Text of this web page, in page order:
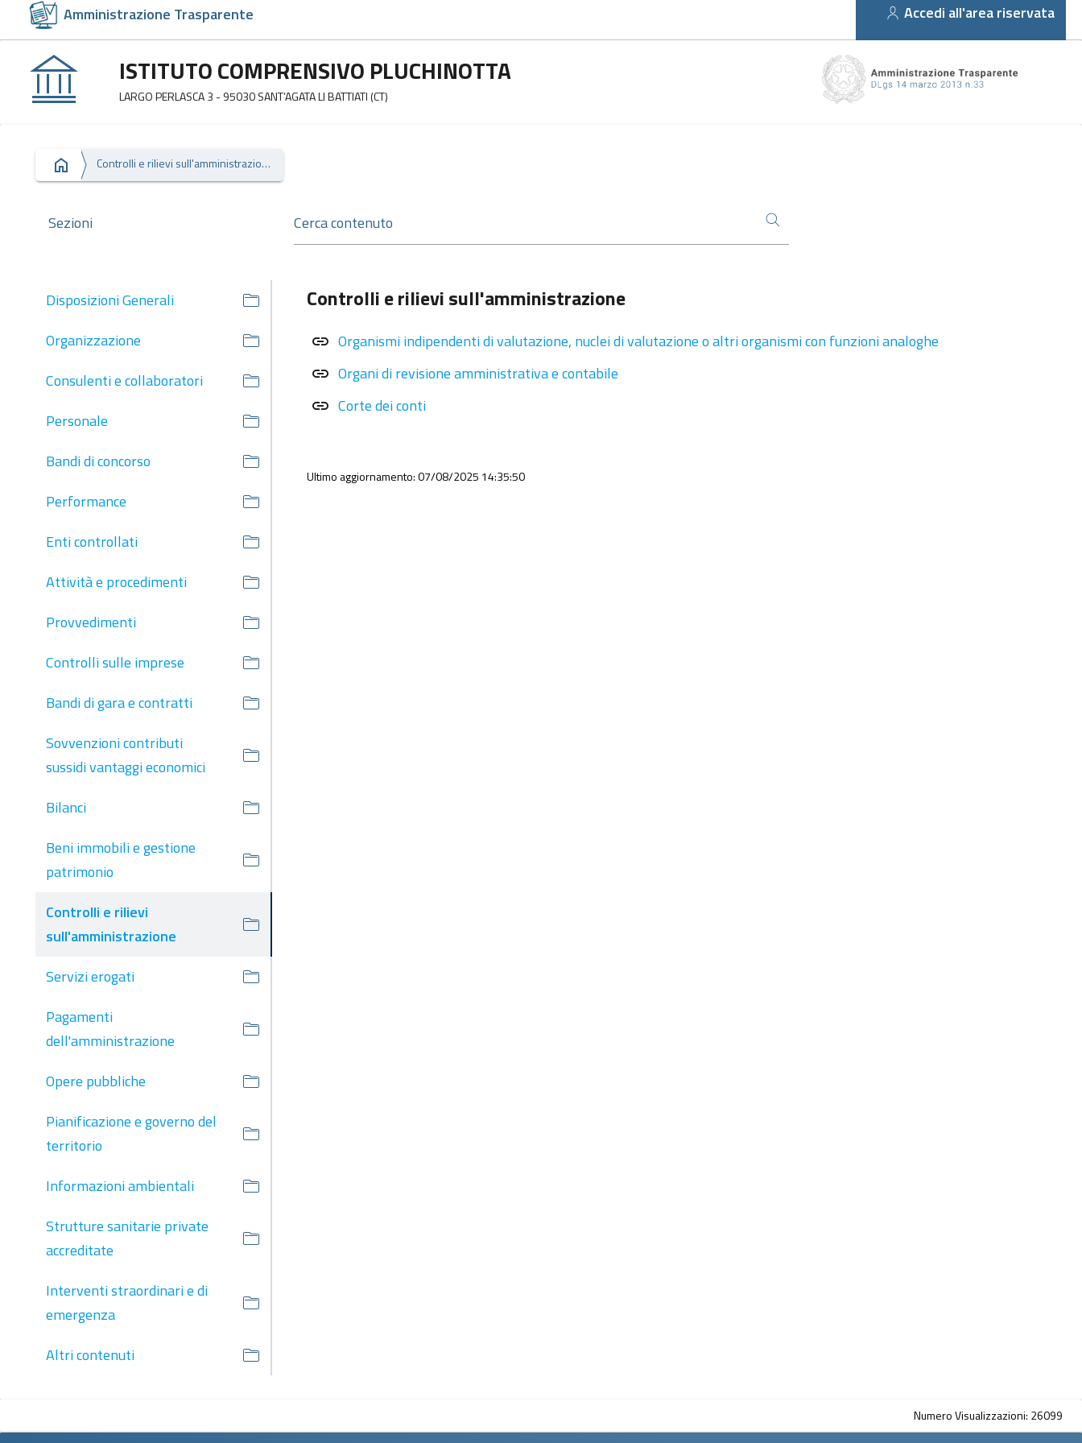
Amministrazione Trasparente Accedi all'area riservata
ISTITUTO COMPRENSIVO PLUCHINOTTA
LARGO PERLASCA 3 - 95030 SANT’AGATA LI BATTIATI (CT)
Controlli e rilievi sull'amministrazione
Sezioni
Disposizioni Generali
Organizzazione
Consulenti e collaboratori
Personale
Bandi di concorso
Performance
Enti controllati
Attività e procedimenti
Provvedimenti
Controlli sulle imprese
Bandi di gara e contratti
Sovvenzioni contributi
sussidi vantaggi economici
Bilanci
Beni immobili e gestione
patrimonio
Controlli e rilievi
sull'amministrazione
Servizi erogati
Pagamenti
dell'amministrazione
Opere pubbliche
Pianificazione e governo del
territorio
Informazioni ambientali
Strutture sanitarie private
accreditate
Interventi straordinari e di
emergenza
Altri contenuti
Controlli e rilievi sull'amministrazione
link Organismi indipendenti di valutazione, nuclei di valutazione o altri organismi con funzioni analoghe
link Organi di revisione amministrativa e contabile
link Corte dei conti
Ultimo aggiornamento: 07/08/2025 14:35:50
Numero Visualizzazioni: 26099